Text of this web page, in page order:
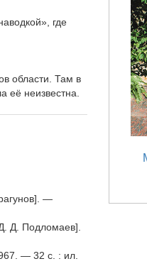
где
области. Там в
её неизвестна.
—
Д. Подломаев].
— 32 с. : ил.